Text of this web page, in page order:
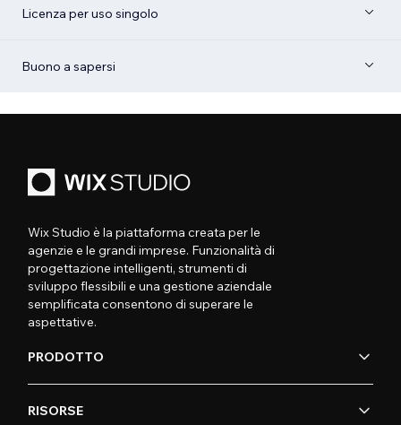
Licenza per uso singolo
Buono a sapersi
Wix Studio è la piattaforma creata per le
agenzie e le grandi imprese. Funzionalità di
progettazione intelligenti, strumenti di
sviluppo flessibili e una gestione aziendale
semplificata consentono di superare le
aspettative.
PRODOTTO
RISORSE